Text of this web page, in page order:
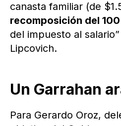
canasta familiar (de
recomposición del
del impuesto al
Lipcovich.
Un Garrahan
Para Gerardo Oroz,